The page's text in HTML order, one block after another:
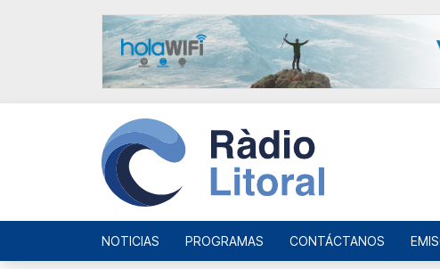
NOTICIAS PROGRAMAS CONTÁCTANOS